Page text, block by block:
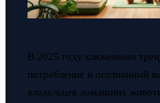
В 2025 году ключевыми
потребление и осознанный
владельцев домашних